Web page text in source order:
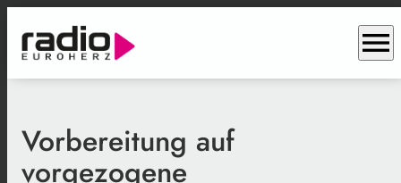
menu
Vorbereitung auf
vorgezogene